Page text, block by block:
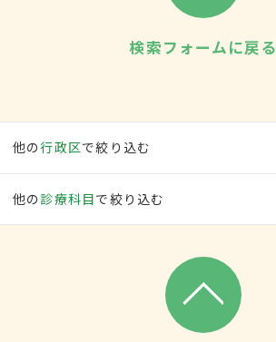
検索フォームに戻る
他の行政区で絞り込む
他の 診療科目で絞り込む